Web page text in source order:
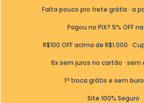
Falta pouco pro frete grátis · a
Pagou no PIX? 5% OFF
R$100 OFF acima de R$1.000 ·
6x sem juros no cartão · sem
1ª troca grátis e sem
Site 100% Seguro